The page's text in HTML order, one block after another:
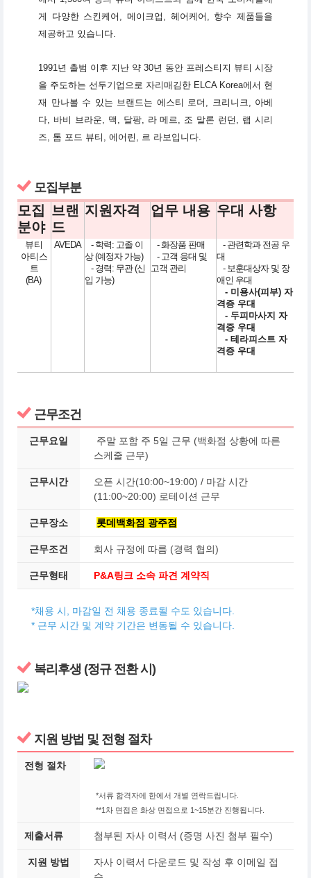
게 다양한 스킨케어, 메이크업, 헤어케어, 향수 제품들을
제공하고 있습니다.
1991년 출범 이후 지난 약 30년 동안 프레스티지 뷰티 시장
을 주도하는 선두기업으로 자리매김한 ELCA Korea에서 현
재 만나볼 수 있는 브랜드는 에스티 로더, 크리니크, 아베
다, 바비 브라운, 맥, 달팡, 라 메르, 조 말론 런던, 랩 시리
즈, 톰 포드 뷰티, 에어린, 르 라보입니다.
모집부분
모집
분야
브랜
드
지원자격 업무 내용 우대 사항
뷰티
아티스
트
(BA)
AVEDA
- 학력: 고졸 이
상 (예정자 가능)
- 경력: 무관 (신
입 가능)
- 화장품 판매
- 고객 응대 및
고객 관리
- 관련학과 전공 우
대
- 보훈대상자 및 장
애인 우대
- 미용사(피부) 자
격증 우대
- 두피마사지 자
격증 우대
- 테라피스트 자
격증 우대
근무조건
근무요일
주말 포함 주 5일 근무 (백화점 상황에 따른
스케줄 근무)
근무시간
오픈 시간(10:00~19:00) / 마감 시간
(11:00~20:00) 로테이션 근무
근무장소 롯데백화점 광주점
근무조건 회사 규정에 따름 (경력 협의)
근무형태 P&A링크 소속 파견 계약직
*채용 시, 마감일 전 채용 종료될 수도 있습니다.
* 근무 시간 및 계약 기간은 변동될 수 있습니다.
복리후생 (정규 전환 시)
지원 방법 및 전형 절차
전형 절차
*서류 합격자에 한에서 개별 연락드립니다.
**1차 면접은 화상 면접으로 1~15분간 진행됩니다.
제출서류 첨부된 자사 이력서 (증명 사진 첨부 필수)
지원 방법
자사 이력서 다운로드 및 작성 후 이메일 접